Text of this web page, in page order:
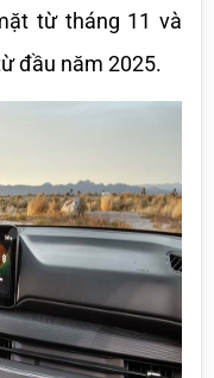
từ tháng 11 và
đầu năm 2025.